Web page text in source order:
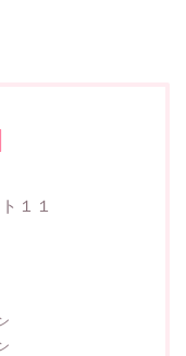
１１